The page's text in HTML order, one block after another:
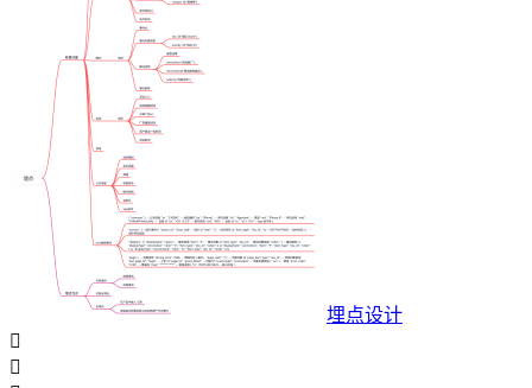
埋点设计

